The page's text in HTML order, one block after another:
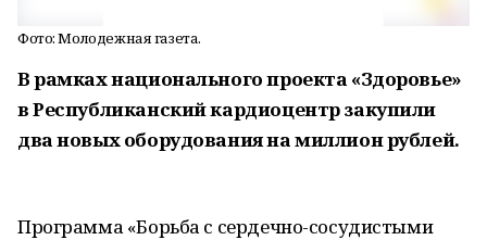
Фото: Молодежная газета.
В рамках национального проекта «Здоровье»
в Республиканский кардиоцентр закупили
два новых оборудования на миллион рублей.
Программа «Борьба с сердечно-сосудистыми